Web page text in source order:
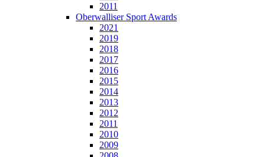
2011
Oberwalliser Sport Awards
2021
2019
2018
2017
2016
2015
2014
2013
2012
2011
2010
2009